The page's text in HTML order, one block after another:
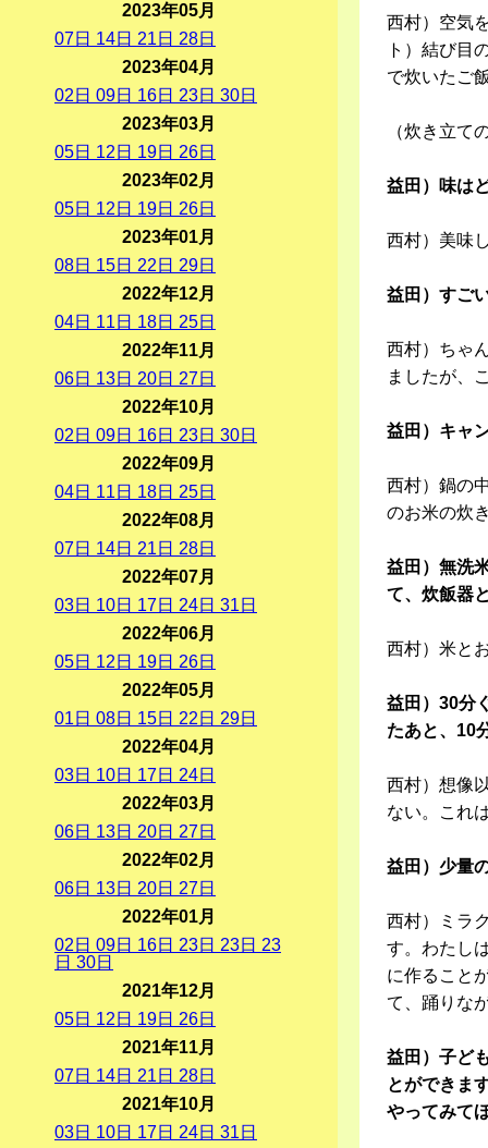
西村）空気
ト）結び目
で炊いたご
（炊き立て
益田）味は
西村）美味
益田）すご
西村）ちゃ
ましたが、
益田）キャ
西村）鍋の
のお米の炊
益田）無洗
て、炊飯器
西村）米と
益田）30分
たあと、10
西村）想像
ない。これ
益田）少量
西村）ミラ
す。わたし
に作ること
て、踊りな
益田）子ど
とができま
やってみて
2023年05月
07日 14日 21 日 28日
2023年04月
02 日 09日 16日 23日 30日
2023年03月
05日 12 日 19日 26日
2023年02月
05日 12 日 19日 26日
2023年01月
08日 15日 22 日 29日
2022年12月
04日 11 日 18日 25日
2022年11月
06日 13日 20日 27日
2022年10月
02 日 09日 16日 23日 30日
2022年09月
04日 11 日 18日 25日
2022年08月
07日 14日 21 日 28日
2022年07月
03日 10日 17日 24日 31 日
2022年06月
05日 12 日 19日 26日
2022年05月
01 日 08日 15日 22 日 29日
2022年04月
03日 10日 17日 24日
2022年03月
06日 13日 20日 27日
2022年02月
06日 13日 20日 27日
2022年01月
02 日 09日 16日 23日 23日 23
日 30日
2021年12月
05日 12 日 19日 26日
2021年11月
07日 14日 21 日 28日
2021年10月
03日 10日 17日 24日 31 日